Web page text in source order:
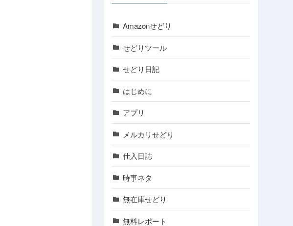
Amazonせどり
せどりツール
せどり日記
はじめに
アプリ
メルカリせどり
仕入日誌
時事ネタ
無在庫せどり
無料レポート